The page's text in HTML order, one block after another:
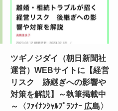
ツギノジダイ（朝日新聞社
運営）WEBサイトに【経営
リスク 跡継ぎへの影響や
対策を解説】～執筆掲載中
～〈ﾌｧｲﾅﾝｼｬﾙﾌﾟﾗﾝﾅｰ 広島〉